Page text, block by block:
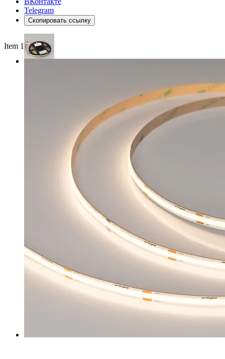
Telegram
Скопировать ссылку
Item 1 of 3